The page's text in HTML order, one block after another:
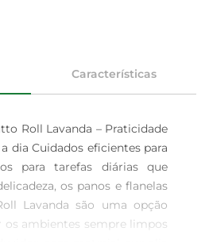
Características
Roll Lavanda – Praticidade
dia Cuidados eficientes para
para tarefas diárias que
os panos e flanelas
Lavanda são uma opção
os ambientes sempre limpos